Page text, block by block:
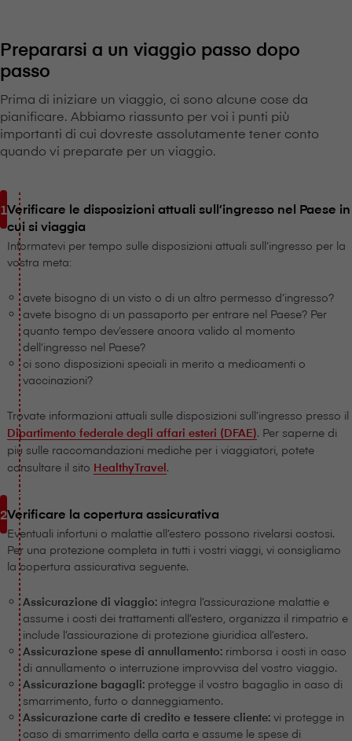
Prepararsi a un viaggio passo dopo
passo
Prima di iniziare un viaggio, ci sono alcune cose da
pianificare. Abbiamo riassunto per voi i punti più
importanti di cui dovreste assolutamente tener conto
quando vi preparate per un viaggio.
Verificare le disposizioni attuali sull’ingresso nel Paese in
cui si viaggia
Informatevi per tempo sulle disposizioni attuali sull’ingresso per la
vostra meta:
avete bisogno di un visto o di un altro permesso d’ingresso?
avete bisogno di un passaporto per entrare nel Paese? Per
quanto tempo dev’essere ancora valido al momento
dell’ingresso nel Paese?
ci sono disposizioni speciali in merito a medicamenti o
vaccinazioni?
Trovate informazioni attuali sulle disposizioni sull’ingresso presso il
Dipartimento federale degli affari esteri (DFAE). Per saperne di
più sulle raccomandazioni mediche per i viaggiatori, potete
consultare il sito HealthyTravel.
Verificare la copertura assicurativa
Eventuali infortuni o malattie all’estero possono rivelarsi costosi.
Per una protezione completa in tutti i vostri viaggi, vi consigliamo
la copertura assicurativa seguente.
Assicurazione di viaggio: integra l’assicurazione malattie e
assume i costi dei trattamenti all’estero, organizza il rimpatrio e
include l’assicurazione di protezione giuridica all’estero.
Assicurazione spese di annullamento: rimborsa i costi in caso
di annullamento o interruzione improvvisa del vostro viaggio.
Assicurazione bagagli: protegge il vostro bagaglio in caso di
smarrimento, furto o danneggiamento.
Assicurazione carte di credito e tessere cliente: vi protegge in
caso di smarrimento della carta e assume le spese di